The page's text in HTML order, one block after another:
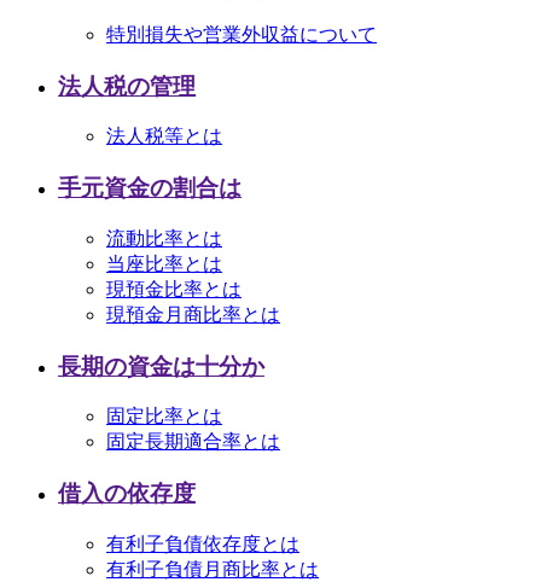
特別損失や営業外収益について
法人税の管理
法人税等とは
手元資金の割合は
流動比率とは
当座比率とは
現預金比率とは
現預金月商比率とは
長期の資金は十分か
固定比率とは
固定長期適合率とは
借入の依存度
有利子負債依存度とは
有利子負債月商比率とは